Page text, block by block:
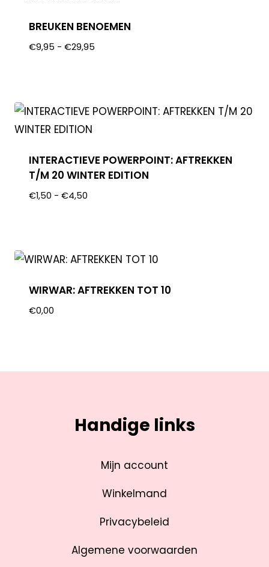
BREUKEN BENOEMEN
€9,95 - €29,95
INTERACTIEVE POWERPOINT: AFTREKKEN
T/M 20 WINTER EDITION
€1,50 - €4,50
WIRWAR: AFTREKKEN TOT 10
€0,00
Handige links
Mijn account
Winkelmand
Privacybeleid
Algemene voorwaarden